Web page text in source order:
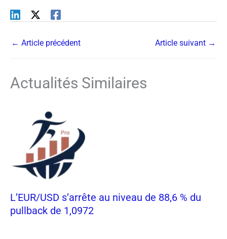
← Article précédent Article suivant →
Actualités Similaires
L’EUR/USD s’arrête au niveau de 88,6 % du
pullback de 1,0972